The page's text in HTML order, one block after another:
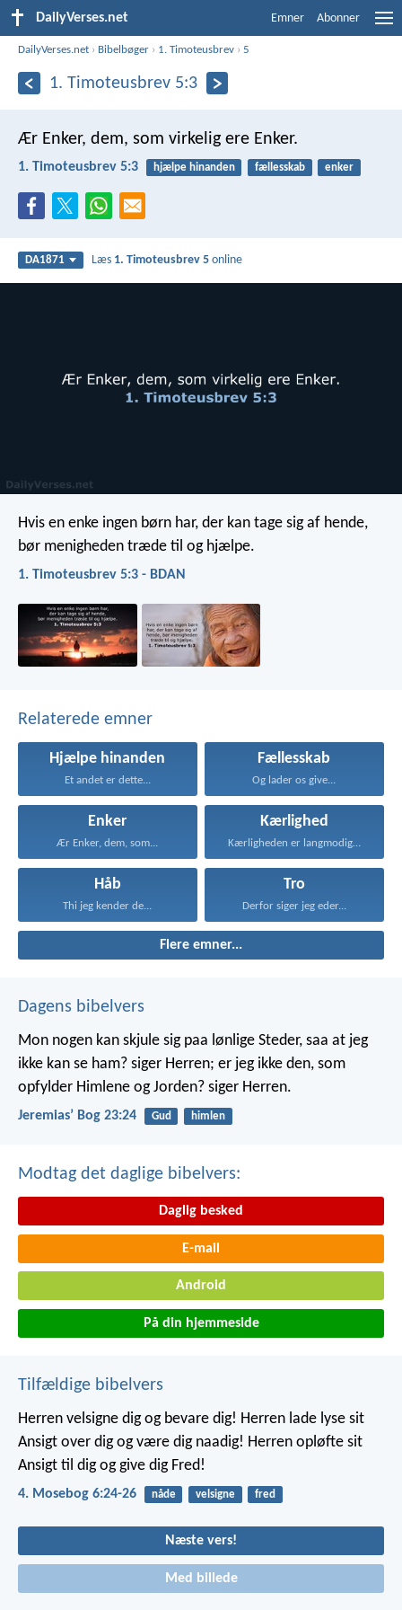
DailyVerses.net Emner Abonner
DailyVerses.net › Bibelbøger › 1. Timoteusbrev ›5
1. Timoteusbrev 5:3
Ær Enker, dem, som virkelig ere Enker.
1. Timoteusbrev 5:3 hjælpe hinanden fællesskab enker
DA1871 Læs 1. Timoteusbrev 5 online
Hvis en enke ingen børn har, der kan tage sig af hende,
bør menigheden træde til og hjælpe.
1. Timoteusbrev 5:3 - BDAN
Relaterede emner
Hjælpe hinanden
Et andet er dette...
Fællesskab
Og lader os give...
Enker
Ær Enker, dem, som...
Kærlighed
Kærligheden er langmodig, er...
Håb
Thi jeg kender de...
Tro
Derfor siger jeg eder...
Flere emner...
Dagens bibelvers
Mon nogen kan skjule sig paa lønlige Steder, saa at jeg
ikke kan se ham? siger Herren; er jeg ikke den, som
opfylder Himlene og Jorden? siger Herren.
Jeremiasʼ Bog 23:24 Gud himlen
Modtag det daglige bibelvers:
Daglig besked
E-mail
Android
På din hjemmeside
Tilfældige bibelvers
Herren velsigne dig og bevare dig! Herren lade lyse sit
Ansigt over dig og være dig naadig! Herren opløfte sit
Ansigt til dig og give dig Fred!
4. Mosebog 6:24-26 nåde velsigne fred
Næste vers!
Med billede